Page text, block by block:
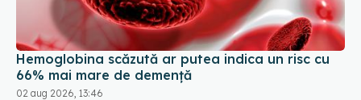
Hemoglobina scăzută ar putea indica un risc cu
66% mai mare de demență
02 aug 2026, 13:46